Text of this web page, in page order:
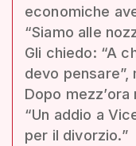
economiche
“Siamo alle
Gli chiedo: “A
devo pensare”,
Dopo
“Un addio a
per il divorzio.”